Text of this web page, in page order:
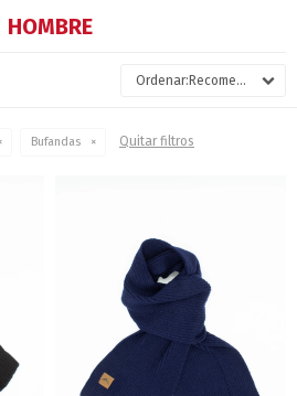
HOMBRE
Recomendados
Bufandas Quitar filtros